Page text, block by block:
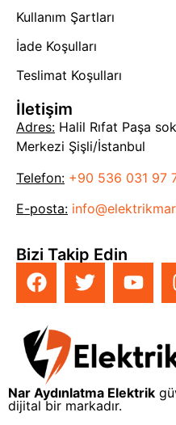
Kullanım Şartları
İade Koşulları
Teslimat Koşulları
İletişim
Adres: Halil Rıfat Paşa
Merkezi Şişli/İstanbul
Telefon: +90 536 031 97
E-posta:
Bizi Takip Edin
Nar Aydınlatma Elektrik
dijital bir markadır.